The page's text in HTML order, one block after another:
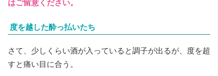
はご留意ください。
度を越した酔っ払いたち
さて、少しくらい酒が入っていると調子が出るが、度を超
すと痛い目に合う。